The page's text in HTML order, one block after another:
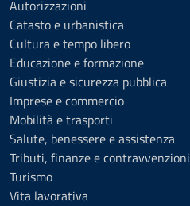
Autorizzazioni
Catasto e urbanistica
Cultura e tempo libero
Educazione e formazione
Giustizia e sicurezza pubblica
Imprese e commercio
Mobilità e trasporti
Salute, benessere e assistenza
Tributi, finanze e contravvenzioni
Turismo
Vita lavorativa